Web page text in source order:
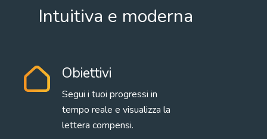
Intuitiva e moderna
Obiettivi
Segui i tuoi progressi in
tempo reale e visualizza la
lettera compensi.